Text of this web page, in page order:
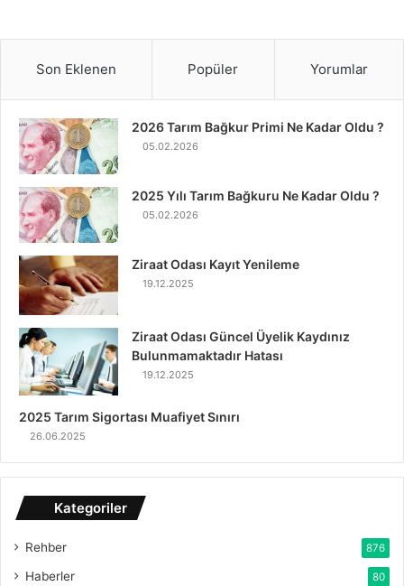
Son Eklenen Popüler Yorumlar
2026 Tarım Bağkur Primi Ne Kadar Oldu ?
05.02.2026
2025 Yılı Tarım Bağkuru Ne Kadar Oldu ?
05.02.2026
Ziraat Odası Kayıt Yenileme
19.12.2025
Ziraat Odası Güncel Üyelik Kaydınız
Bulunmamaktadır Hatası
19.12.2025
2025 Tarım Sigortası Muafiyet Sınırı
26.06.2025
Kategoriler
Rehber 876
Haberler 80